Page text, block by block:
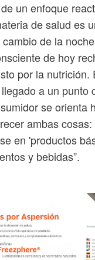
un enfoque
de salud es
de la
de hoy
por la nutrición.
a un punto
se orienta
ambas
en 'productos
y bebidas”.